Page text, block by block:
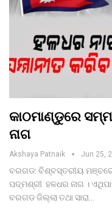
କାଠମାଣ୍ଡୁରେ
ନାଗ
Akshaya Patnaik Jun 25,
ବରଗଡ: ବିଶ୍ବସ୍ତରୀୟ ମଞ୍ଚରେ
ପଦ୍ମଶ୍ରୀ ହଳଧର ନାଗ ।
ବରଗଡ ଜିଲ୍ଲା ତଥା ସାରା…